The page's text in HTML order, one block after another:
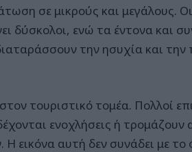
σε μικρούς και μεγάλους. Οι
δύσκολοι, ενώ τα έντονα και
την ησυχία και
τουριστικό τομέα. Πολλοί
ενοχλήσεις ή τρομάζουν
εικόνα αυτή δεν συνάδει με το